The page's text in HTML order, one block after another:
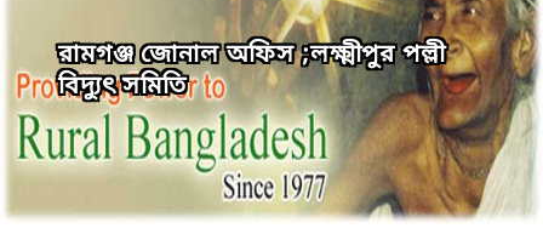
রামগঞ্জ জোনাল অফিস ;লক্ষ্মীপুর পল্লী
বিদ্যুৎ সমিতি